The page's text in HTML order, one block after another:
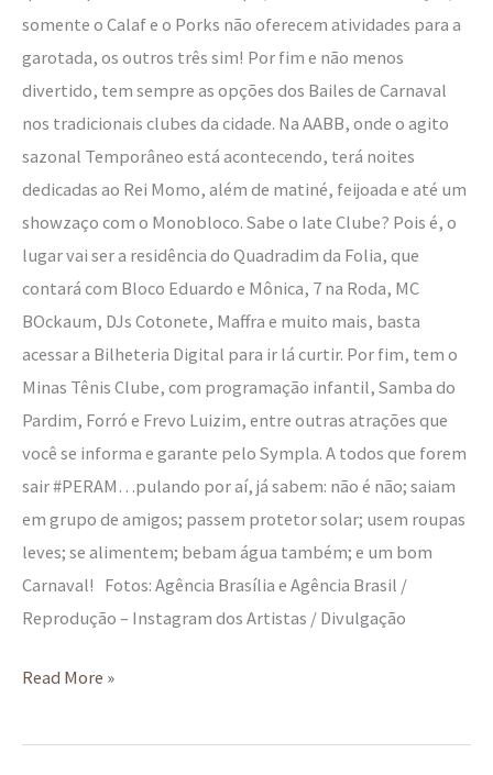
somente o Calaf e o Porks não oferecem atividades para a
garotada, os outros três sim! Por fim e não menos
divertido, tem sempre as opções dos Bailes de Carnaval
nos tradicionais clubes da cidade. Na AABB, onde o agito
sazonal Temporâneo está acontecendo, terá noites
dedicadas ao Rei Momo, além de matiné, feijoada e até um
showzaço com o Monobloco. Sabe o Iate Clube? Pois é, o
lugar vai ser a residência do Quadradim da Folia, que
contará com Bloco Eduardo e Mônica, 7 na Roda, MC
BOckaum, DJs Cotonete, Maffra e muito mais, basta
acessar a Bilheteria Digital para ir lá curtir. Por fim, tem o
Minas Tênis Clube, com programação infantil, Samba do
Pardim, Forró e Frevo Luizim, entre outras atrações que
você se informa e garante pelo Sympla. A todos que forem
sair #PERAM…pulando por aí, já sabem: não é não; saiam
em grupo de amigos; passem protetor solar; usem roupas
leves; se alimentem; bebam água também; e um bom
Carnaval! Fotos: Agência Brasília e Agência Brasil /
Reprodução – Instagram dos Artistas / Divulgação
Read More »